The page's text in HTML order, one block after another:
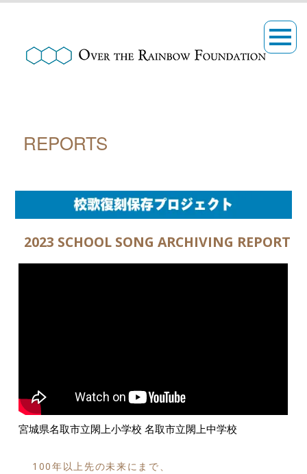
REPORTS
2023 SCHOOL SONG ARCHIVING REPORT
宮城県名取市立閖上小学校名取市立閖上中学校
100年以上先の未来にまで、